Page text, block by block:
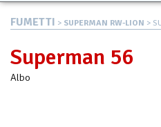
FUMETTI > SUPERMAN RW-LION >
Superman 56
Albo